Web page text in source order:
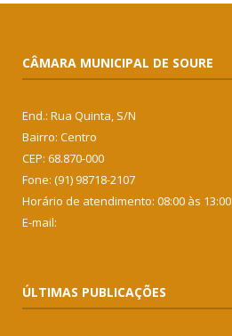
CÂMARA MUNICIPAL DE SOURE
End.: Rua Quinta, S/N
Bairro: Centro
CEP: 68.870-000
Fone: (91) 98718-2107
Horário de atendimento: 08:00 às 13:00
E-mail:
ÚLTIMAS PUBLICAÇÕES